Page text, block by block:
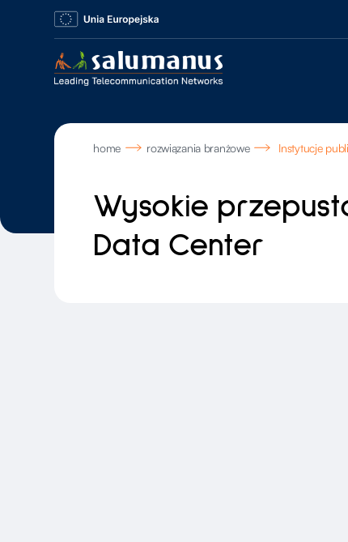
home rozwiązania branżowe Instytucje
Wysokie
Data Center